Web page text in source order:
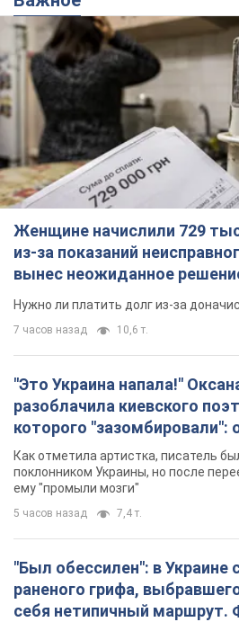
Женщине начислили 729
из-за показаний
вынес неожиданное
Нужно ли платить долг из-за
7 часов назад 10,6 т.
"Это Украина напала!"
разоблачила киевского
которого "зазомбировали":
русского не знал, а теперь
геноцида украинцев
Как отметила артистка, писатель
поклонником Украины, но после
ему "промыли мозги"
5 часов назад 7,4 т.
"Был обессилен": в Украине
раненого грифа,
себя нетипичный маршрут.